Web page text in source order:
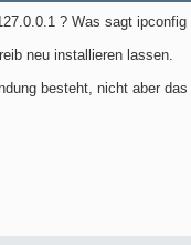
? Was sagt
neu installieren lassen.
besteht, nicht aber